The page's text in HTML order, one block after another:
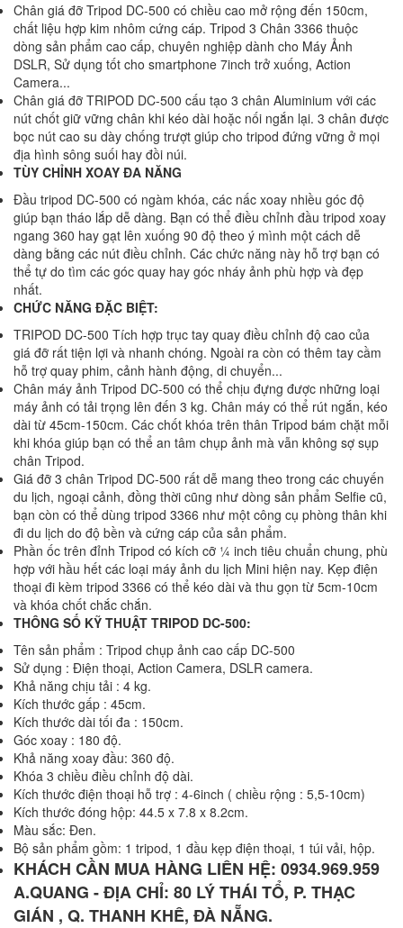
Chân giá đỡ Tripod DC-500 có chiều cao mở rộng đến 150cm,
chất liệu hợp kim nhôm cứng cáp. Tripod 3 Chân 3366 thuộc
dòng sản phẩm cao cấp, chuyên nghiệp dành cho Máy Ảnh
DSLR, Sử dụng tốt cho smartphone 7inch trở xuống, Action
Camera...
Chân giá đỡ TRIPOD DC-500 cấu tạo 3 chân Aluminium với các
nút chốt giữ vững chân khi kéo dài hoặc nối ngắn lại. 3 chân được
bọc nút cao su dày chống trượt giúp cho tripod đứng vững ở mọi
địa hình sông suối hay đồi núi.
TÙY CHỈNH XOAY ĐA NĂNG
Đầu tripod DC-500 có ngàm khóa, các nấc xoay nhiều góc độ
giúp bạn tháo lắp dễ dàng. Bạn có thể điều chỉnh đầu tripod xoay
ngang 360 hay gạt lên xuống 90 độ theo ý mình một cách dễ
dàng bằng các nút điều chỉnh. Các chức năng này hỗ trợ bạn có
thể tự do tìm các góc quay hay góc nháy ảnh phù hợp và đẹp
nhất.
CHỨC NĂNG ĐẶC BIỆT:
TRIPOD DC-500 Tích hợp trục tay quay điều chỉnh độ cao của
giá đỡ rất tiện lợi và nhanh chóng. Ngoài ra còn có thêm tay cầm
hỗ trợ quay phim, cảnh hành động, di chuyển...
Chân máy ảnh Tripod DC-500 có thể chịu đựng được những loại
máy ảnh có tải trọng lên đến 3 kg. Chân máy có thể rút ngắn, kéo
dài từ 45cm-150cm. Các chốt khóa trên thân Tripod bám chặt mỗi
khi khóa giúp bạn có thể an tâm chụp ảnh mà vẫn không sợ sụp
chân Tripod.
Giá đỡ 3 chân Tripod DC-500 rất dễ mang theo trong các chuyến
du lịch, ngoại cảnh, đồng thời cũng như dòng sản phẩm Selfie cũ,
bạn còn có thể dùng tripod 3366 như một công cụ phòng thân khi
đi du lịch do độ bền và cứng cáp của sản phẩm.
Phần ốc trên đỉnh Tripod có kích cỡ ¼ inch tiêu chuẩn chung, phù
hợp với hầu hết các loại máy ảnh du lịch Mini hiện nay. Kẹp điện
thoại đi kèm tripod 3366 có thể kéo dài và thu gọn từ 5cm-10cm
và khóa chốt chắc chắn.
THÔNG SỐ KỸ THUẬT TRIPOD DC-500:
Tên sản phẩm : Tripod chụp ảnh cao cấp DC-500
Sử dụng : Điện thoại, Action Camera, DSLR camera.
Khả năng chịu tải : 4 kg.
Kích thước gấp : 45cm.
Kích thước dài tối đa : 150cm.
Góc xoay : 180 độ.
Khả năng xoay đầu: 360 độ.
Khóa 3 chiều điều chỉnh độ dài.
Kích thước điện thoại hỗ trợ : 4-6inch ( chiều rộng : 5,5-10cm)
Kích thước đóng hộp: 44.5 x 7.8 x 8.2cm.
Màu sắc: Đen.
Bộ sản phẩm gồm: 1 tripod, 1 đầu kẹp điện thoại, 1 túi vải, hộp.
KHÁCH CẦN MUA HÀNG LIÊN HỆ: 0934.969.959
A.QUANG - ĐỊA CHỈ: 80 LÝ THÁI TỔ, P. THẠC
GIÁN , Q. THANH KHÊ, ĐÀ NẴNG.